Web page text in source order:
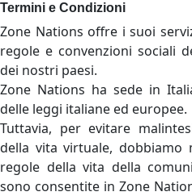
Termini e Condizioni
Zone Nations offre i suoi
regole e convenzioni sociali
dei nostri paesi.
Zone Nations ha sede in
delle leggi italiane ed europee.
Tuttavia, per evitare
della vita virtuale, dobbiamo
regole della vita della
sono consentite in Zone